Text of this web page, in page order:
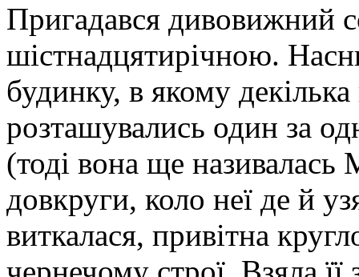
Пригадався дивовижний
шістнадцятирічною.
будинку, в якому
розташувались один за
(тоді вона ще називалась
довкруги, коло неї де й
виткалася, привітна